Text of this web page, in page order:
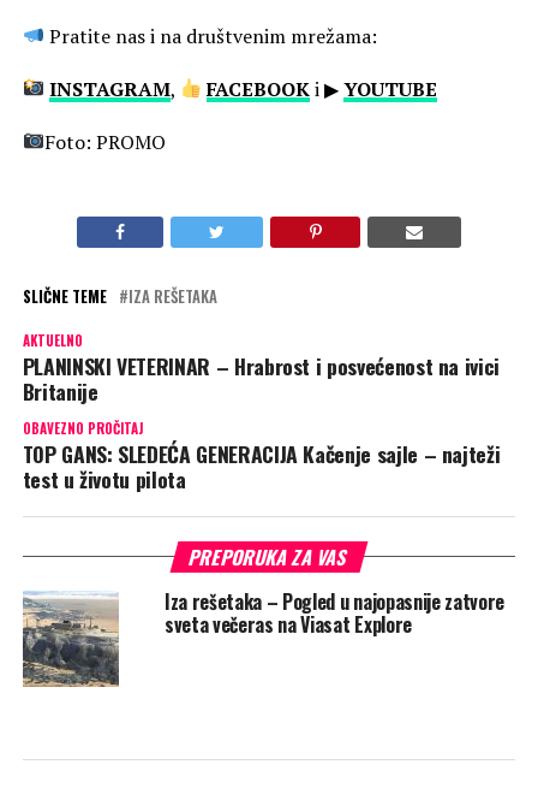
Pratite nas i na društvenim mrežama:
INSTAGRAM, FACEBOOKi ▶YOUTUBE
Foto: PROMO
SLIČNE TEME IZA REŠETAKA
AKTUELNO
PLANINSKI VETERINAR – Hrabrost i posvećenost na ivici
Britanije
OBAVEZNO PROČITAJ
TOP GANS: SLEDEĆA GENERACIJA Kačenje sajle – najteži
test u životu pilota
PREPORUKA ZA VAS
Iza rešetaka – Pogled u najopasnije zatvore
sveta večeras na Viasat Explore